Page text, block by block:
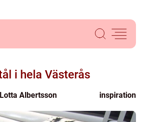
i hela Västerås
Lotta Albertsson inspiration